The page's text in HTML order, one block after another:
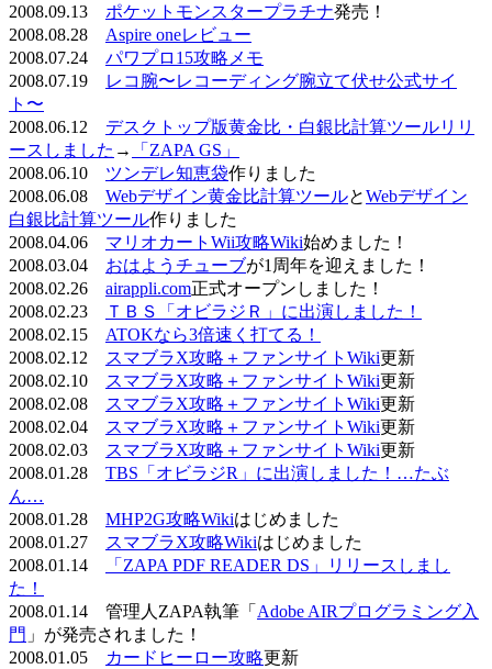
2008.09.13 ポケットモンスタープラチナ発売！
2008.08.28 Aspire oneレビュー
2008.07.24 パワプロ15攻略メモ
2008.07.19
レコ腕〜レコーディング腕立て伏せ公式サイ
ト〜
2008.06.12 デスクトップ版黄金比・白銀比計算ツールリリ
ースしました →
「ZAPA GS」
2008.06.10 ツンデレ知恵袋作りました
2008.06.08 Webデザイン黄金比計算ツールとWebデザイン
白銀比計算ツール作りました
2008.04.06 マリオカートWii攻略Wiki始めました！
2008.03.04 おはようチューブが1周年を迎えました！
2008.02.26 airappli.com正式オープンしました！
2008.02.23
ＴＢＳ「オビラジＲ」に出演しました！
2008.02.15 ATOKなら3倍速く打てる！
2008.02.12
スマブラX攻略＋ファンサイトWiki更新
2008.02.10
スマブラX攻略＋ファンサイトWiki更新
2008.02.08
スマブラX攻略＋ファンサイトWiki更新
2008.02.04
スマブラX攻略＋ファンサイトWiki更新
2008.02.03
スマブラX攻略＋ファンサイトWiki更新
2008.01.28 TBS「オビラジR」に出演しました！…たぶ
ん…
2008.01.28 MHP2G攻略Wikiはじめました
2008.01.27
スマブラX攻略Wikiはじめました
2008.01.14
「ZAPA PDF READER DS」リリースしまし
た！
2008.01.14 管理人ZAPA執筆「 Adobe AIRプログラミング入
門 」が発売されました！
2008.01.05
カードヒーロー攻略更新